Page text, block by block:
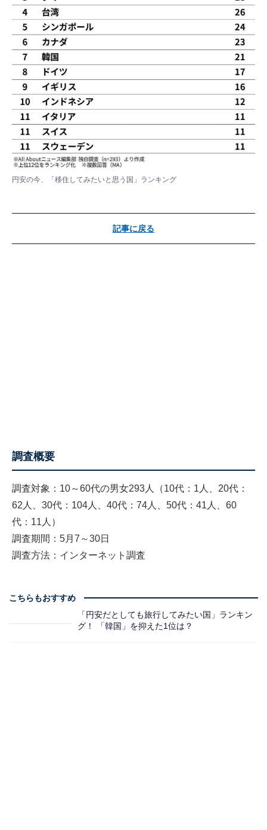
円安の今、「移住してみたいと思う国」ランキング
記事に戻る
調査概要
調査対象：10～60代の男女293人（10代：1人、20代：
62人、30代：104人、40代：74人、50代：41人、60
代：11人）
調査期間：5月7～30日
調査方法：インターネット調査
こちらもおすすめ
「円安だとしても旅行してみたい国」ランキン
グ！ 「韓国」を抑えた1位は？